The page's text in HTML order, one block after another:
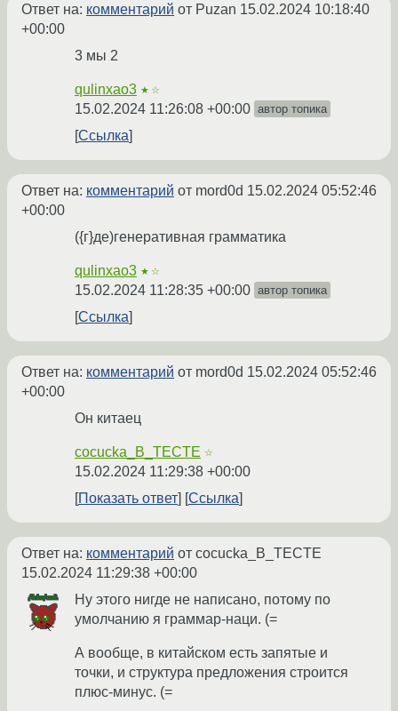
Ответ на: комментарий от Puzan 15.02.2024 10:18:40
+00:00
3 мы 2
qulinxao3 ★☆
15.02.2024 11:26:08 +00:00 автор топика
Ссылка
Ответ на: комментарий от mord0d 15.02.2024 05:52:46
+00:00
({г}де)генеративная грамматика
qulinxao3 ★☆
15.02.2024 11:28:35 +00:00 автор топика
Ссылка
Ответ на: комментарий от mord0d 15.02.2024 05:52:46
+00:00
Он китаец
cocucka_B_TECTE ☆
15.02.2024 11:29:38 +00:00
Показать ответ
Ссылка
Ответ на: комментарий от cocucka_B_TECTE
15.02.2024 11:29:38 +00:00
Ну этого нигде не написано, потому по
умолчанию я граммар-наци. (=
А вообще, в китайском есть запятые и
точки, и структура предложения строится
плюс-минус. (=